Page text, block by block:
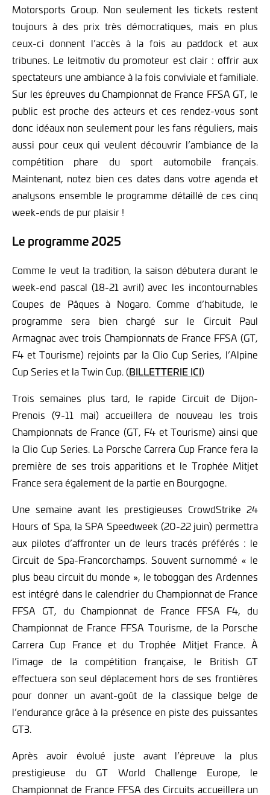
Motorsports Group. Non seulement les tickets restent
toujours à des prix très démocratiques, mais en plus
ceux-ci donnent l’accès à la fois au paddock et aux
tribunes. Le leitmotiv du promoteur est clair : offrir aux
spectateurs une ambiance à la fois conviviale et familiale.
Sur les épreuves du Championnat de France FFSA GT, le
public est proche des acteurs et ces rendez-vous sont
donc idéaux non seulement pour les fans réguliers, mais
aussi pour ceux qui veulent découvrir l’ambiance de la
compétition phare du sport automobile français.
Maintenant, notez bien ces dates dans votre agenda et
analysons ensemble le programme détaillé de ces cinq
week-ends de pur plaisir !
Le programme 2025
Comme le veut la tradition, la saison débutera durant le
week-end pascal (18-21 avril) avec les incontournables
Coupes de Pâques à Nogaro. Comme d’habitude, le
programme sera bien chargé sur le Circuit Paul
Armagnac avec trois Championnats de France FFSA (GT,
F4 et Tourisme) rejoints par la Clio Cup Series, l’Alpine
Cup Series et la Twin Cup. (BILLETTERIE ICI)
Trois semaines plus tard, le rapide Circuit de Dijon-
Prenois (9-11 mai) accueillera de nouveau les trois
Championnats de France (GT, F4 et Tourisme) ainsi que
la Clio Cup Series. La Porsche Carrera Cup France fera la
première de ses trois apparitions et le Trophée Mitjet
France sera également de la partie en Bourgogne.
Une semaine avant les prestigieuses CrowdStrike 24
Hours of Spa, la SPA Speedweek (20-22 juin) permettra
aux pilotes d’affronter un de leurs tracés préférés : le
Circuit de Spa-Francorchamps. Souvent surnommé « le
plus beau circuit du monde », le toboggan des Ardennes
est intégré dans le calendrier du Championnat de France
FFSA GT, du Championnat de France FFSA F4, du
Championnat de France FFSA Tourisme, de la Porsche
Carrera Cup France et du Trophée Mitjet France. À
l’image de la compétition française, le British GT
effectuera son seul déplacement hors de ses frontières
pour donner un avant-goût de la classique belge de
l’endurance grâce à la présence en piste des puissantes
GT3.
Après avoir évolué juste avant l’épreuve la plus
prestigieuse du GT World Challenge Europe, le
Championnat de France FFSA des Circuits accueillera un